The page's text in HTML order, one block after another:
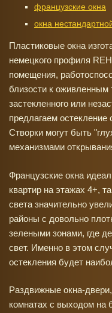
французские окна
окна
Пластиковые окна
немецкого профиля
помещения,
близости к оживленным
застекленного или
предлагаем
Створки могут быть
механизмами
Французские окна
квартир на этажах 4+,
света значительно
районы с довольно
зелеными зонами, где
свет. Именно в этом
остекления будет
Раздвижные окна-
комнатах с выходом на